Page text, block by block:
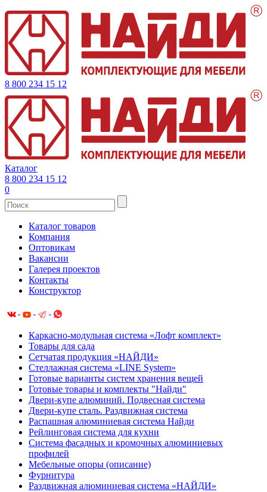
8 800 234 15 12
Каталог
8 800 234 15 12
0
Каталог товаров
Компания
Оптовикам
Вакансии
Галерея проектов
Контакты
Конструктор
Каркасно-модульная система «Лофт комплект»
Товары для сада
Сетчатая продукция «НАЙДИ»
Cтеллажная система «LINE System»
Готовые варианты систем хранения вещей
Готовые товары и комплекты "Найди"
Двери-купе алюминий. Подвесная система
Двери-купе сталь. Раздвижная система
Распашная алюминиевая система Найди
Рейлинговая система для кухни
Система фасадных и кромочных алюминиевых
профилей
Мебельные опоры (описание)
Фурнитура
Раздвижная алюминиевая система «НАЙДИ»